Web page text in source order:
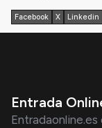
Facebook X Linkedin
Entrada